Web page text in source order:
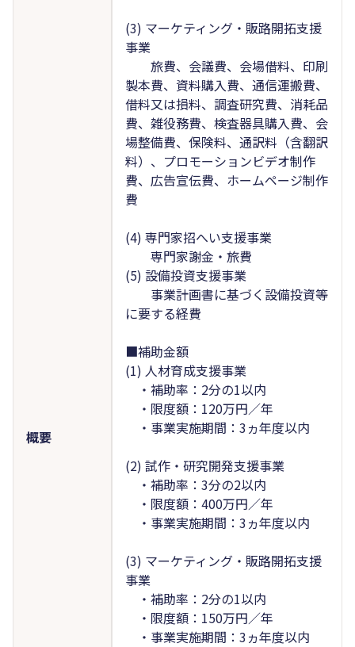
概要
(3) マーケティング・販路開拓支援
事業
旅費、会議費、会場借料、印刷
製本費、資料購入費、通信運搬費、
借料又は損料、調査研究費、消耗品
費、雑役務費、検査器具購入費、会
場整備費、保険料、通訳料（含翻訳
料）、プロモーションビデオ制作
費、広告宣伝費、ホームページ制作
費
(4) 専門家招へい支援事業
専門家謝金・旅費
(5) 設備投資支援事業
事業計画書に基づく設備投資等
に要する経費
■補助金額
(1) 人材育成支援事業
・補助率：2分の1以内
・限度額：120万円／年
・事業実施期間：3ヵ年度以内
(2) 試作・研究開発支援事業
・補助率：3分の2以内
・限度額：400万円／年
・事業実施期間：3ヵ年度以内
(3) マーケティング・販路開拓支援
事業
・補助率：2分の1以内
・限度額：150万円／年
・事業実施期間：3ヵ年度以内